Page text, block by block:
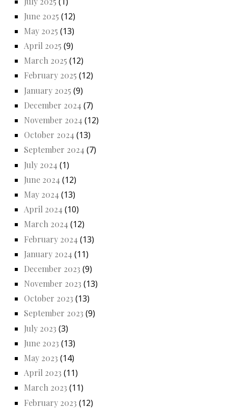
June 2025 (12)
May 2025 (13)
April 2025 (9)
March 2025 (12)
February 2025 (12)
January 2025 (9)
December 2024 (7)
November 2024 (12)
October 2024 (13)
September 2024 (7)
July 2024 (1)
June 2024 (12)
May 2024 (13)
April 2024 (10)
March 2024 (12)
February 2024 (13)
January 2024 (11)
December 2023 (9)
November 2023 (13)
October 2023 (13)
September 2023 (9)
July 2023 (3)
June 2023 (13)
May 2023 (14)
April 2023 (11)
March 2023 (11)
February 2023 (12)